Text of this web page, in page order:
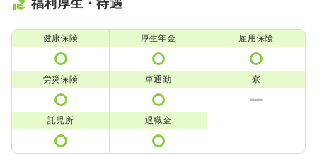
福利厚生・待遇
健康保険 厚生年金 雇用保険
労災保険 車通勤 寮
託児所 退職金